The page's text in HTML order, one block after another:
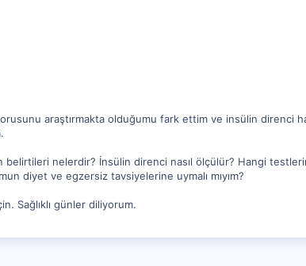
araştırmakta olduğumu fark ettim ve insülin direnci
nelerdir? İnsülin direnci nasıl ölçülür? Hangi
diyet ve egzersiz tavsiyelerine uymalı mıyım?
Sağlıklı günler diliyorum.